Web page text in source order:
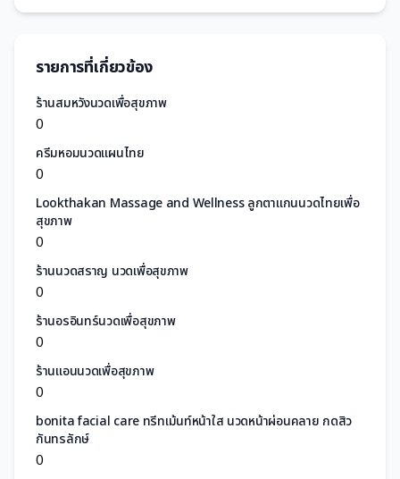
รายการที่เกี่ยวข้อง
ร้านสมหวังนวดเพื่อสุขภาพ
0
ครีมหอมนวดแผนไทย
0
Lookthakan Massage and Wellness ลูกตาแกนนวดไทยเพื่อ
สุขภาพ
0
ร้านนวดสราญ นวดเพื่อสุขภาพ
0
ร้านอรอินทร์นวดเพื่อสุขภาพ
0
ร้านแอนนวดเพื่อสุขภาพ
0
bonita facial care ทรีทเม้นท์หน้าใส นวดหน้าผ่อนคลาย กดสิว
กันทรลักษ์
0